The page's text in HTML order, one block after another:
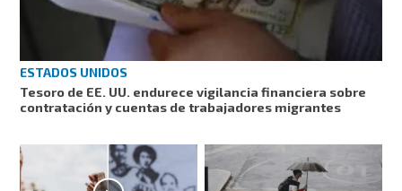
ESTADOS UNIDOS
Tesoro de EE. UU. endurece vigilancia financiera sobre
contratación y cuentas de trabajadores migrantes